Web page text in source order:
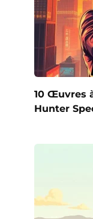
10 Œuvres
Hunter